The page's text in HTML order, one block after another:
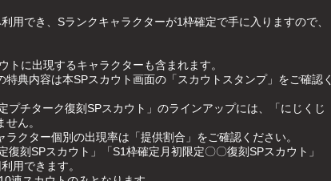
用でき、Sランクキャラクターが1枠確定で手に入りますので、
トに出現するキャラクターも含まれます。
典内容は本SPスカウト画面の「スカウトスタンプ」をご確認く
プチターク復刻SPスカウト」のラインアップには、「にじくじ
ん。
クター個別の出現率は「提供割合」をご確認ください。
刻SPスカウト」「S1枠確定月初限定〇〇復刻SPスカウト」
用できます。